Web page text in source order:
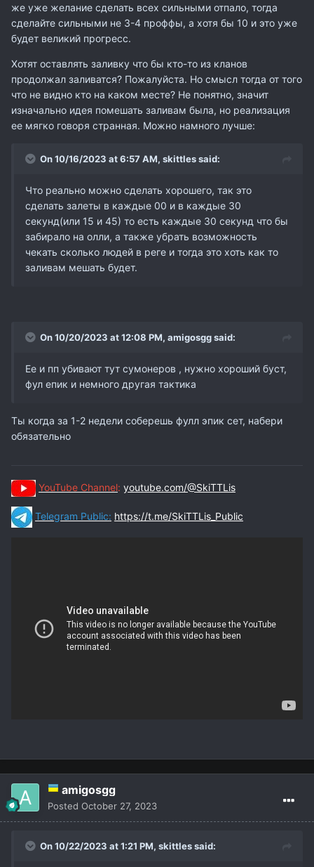
же уже желание сделать всех сильными отпало, тогда
сделайте сильными не 3-4 проффы, а хотя бы 10 и это уже
будет великий прогресс.
Хотят оставлять заливку что бы кто-то из кланов
продолжал заливатся? Пожалуйста. Но смысл тогда от того
что не видно кто на каком месте? Не понятно, значит
изначально идея помешать заливам была, но реализация
ее мягко говоря странная. Можно намного лучше:
On 10/16/2023 at 6:57 AM, skittlessaid:
Что реально можно сделать хорошего, так это
сделать залеты в каждые 00 и в каждые 30
секунд(или 15 и 45) то есть каждые 30 секунд что бы
забирало на олли, а также убрать возможность
чекать сколько людей в реге и тогда это хоть как то
заливам мешать будет.
On 10/20/2023 at 12:08 PM, amigosggsaid:
Ее и пп убивают тут сумонеров , нужно хороший буст,
фул епик и немного другая тактика
Ты когда за 1-2 недели соберешь фулл эпик сет, набери
обязательно
YouTube Channel: youtube.com/@SkiTTLis
Telegram Public: https://t.me/SkiTTLis_Public
amigosgg
Posted October 27, 2023
On 10/22/2023 at 1:21 PM, skittlessaid: